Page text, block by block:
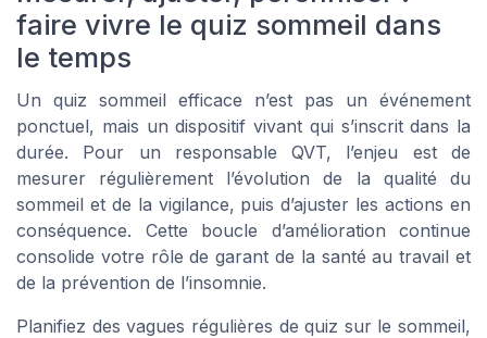
faire vivre le quiz sommeil dans
le temps
Un quiz sommeil efficace n’est pas un événement
ponctuel, mais un dispositif vivant qui s’inscrit dans la
durée. Pour un responsable QVT, l’enjeu est de
mesurer régulièrement l’évolution de la qualité du
sommeil et de la vigilance, puis d’ajuster les actions en
conséquence. Cette boucle d’amélioration continue
consolide votre rôle de garant de la santé au travail et
de la prévention de l’insomnie.
Planifiez des vagues régulières de quiz sur le sommeil,